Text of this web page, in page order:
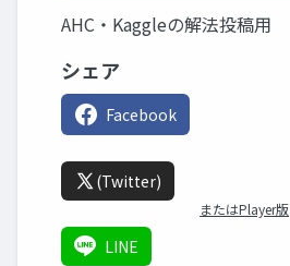
AHC・Kaggleの解法投稿用
シェア
Facebook
(Twitter)
またはPlayer版
LINE